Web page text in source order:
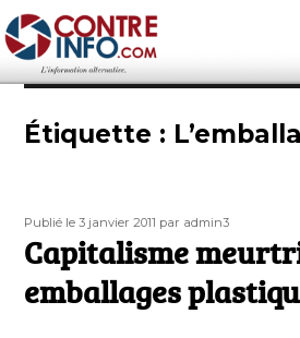
Contre-Info
Étiquette :
Publié
le
Publié le 3 janvier 2011 Auteur
par admin3
Capitalisme
emballages